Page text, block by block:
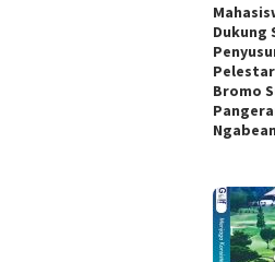
Dukung
Bromo
Ngabean